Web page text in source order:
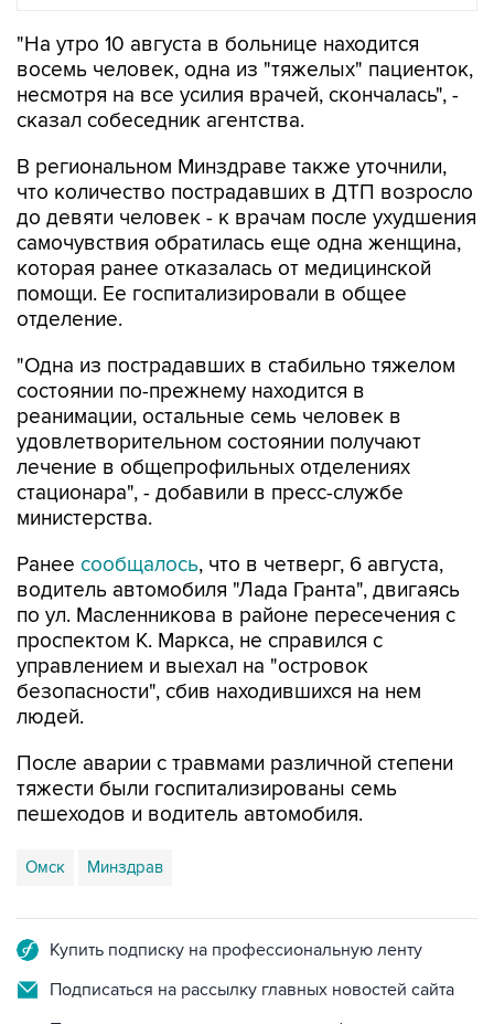
несмотря на все усилия врачей, скончалась", -
сказал собеседник агентства.
В региональном Минздраве также уточнили,
до девяти человек - к врачам после ухудшения
самочувствия обратилась еще одна женщина,
которая ранее отказалась от медицинской
помощи. Ее госпитализировали в общее
отделение.
"Одна из пострадавших в стабильно тяжелом
реанимации, остальные семь человек в
удовлетворительном состоянии получают
лечение в общепрофильных отделениях
стационара", - добавили в пресс-службе
министерства.
Ранеесообщалось
по ул. Масленникова в районе пересечения с
проспектом К. Маркса, не справился с
управлением и выехал на "островок
безопасности", сбив находившихся на нем
людей.
После аварии с травмами различной степени
пешеходов и водитель автомобиля.
Омск Минздрав
Подписаться на рассылку главных новостей сайта
Получать оперативные новости в официальном